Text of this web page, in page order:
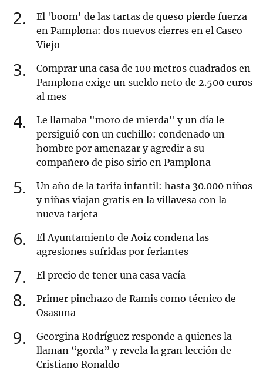
2
El 'boom' de las tartas de queso pierde fuerza
en Pamplona: dos nuevos cierres en el Casco
Viejo
3
Comprar una casa de 100 metros cuadrados en
Pamplona exige un sueldo neto de 2.500 euros
al mes
4
Le llamaba "moro de mierda" y un día le
persiguió con un cuchillo: condenado un
hombre por amenazar y agredir a su
compañero de piso sirio en Pamplona
5
Un año de la tarifa infantil: hasta 30.000 niños
y niñas viajan gratis en la villavesa con la
nueva tarjeta
6
El Ayuntamiento de Aoiz condena las
agresiones sufridas por feriantes
7 El precio de tener una casa vacía
8
Primer pinchazo de Ramis como técnico de
Osasuna
9
Georgina Rodríguez responde a quienes la
llaman “gorda” y revela la gran lección de
Cristiano Ronaldo